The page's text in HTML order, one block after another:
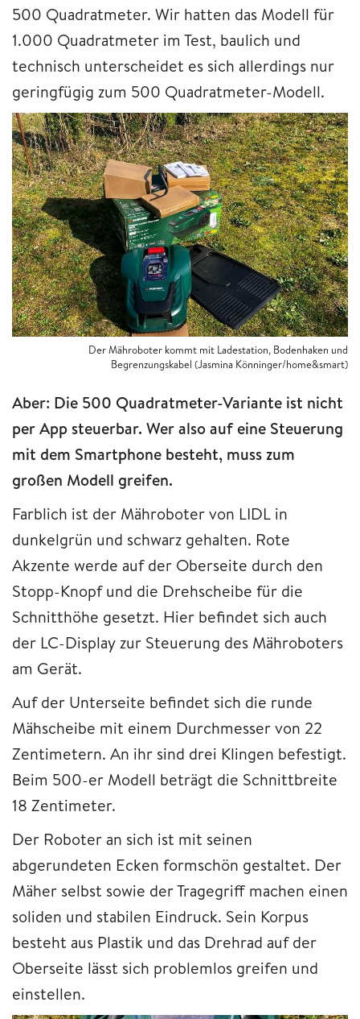
500 Quadratmeter. Wir hatten das Modell für
1.000 Quadratmeter im Test, baulich und
technisch unterscheidet es sich allerdings nur
geringfügig zum 500 Quadratmeter-Modell.
Der Mähroboter kommt mit Ladestation, Bodenhaken und
Begrenzungskabel (Jasmina Könninger/home&smart)
Aber: Die 500 Quadratmeter-Variante ist nicht
per App steuerbar. Wer also auf eine Steuerung
mit dem Smartphone besteht, muss zum
großen Modell greifen.
Farblich ist der Mähroboter von LIDL in
dunkelgrün und schwarz gehalten. Rote
Akzente werde auf der Oberseite durch den
Stopp-Knopf und die Drehscheibe für die
Schnitthöhe gesetzt. Hier befindet sich auch
der LC-Display zur Steuerung des Mähroboters
am Gerät.
Auf der Unterseite befindet sich die runde
Mähscheibe mit einem Durchmesser von 22
Zentimetern. An ihr sind drei Klingen befestigt.
Beim 500-er Modell beträgt die Schnittbreite
18 Zentimeter.
Der Roboter an sich ist mit seinen
abgerundeten Ecken formschön gestaltet. Der
Mäher selbst sowie der Tragegriff machen einen
soliden und stabilen Eindruck. Sein Korpus
besteht aus Plastik und das Drehrad auf der
Oberseite lässt sich problemlos greifen und
einstellen.